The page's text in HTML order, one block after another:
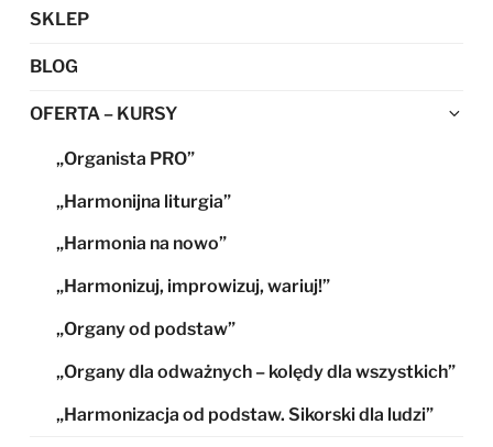
SKLEP
BLOG
OFERTA – KURSY
„Organista PRO”
„Harmonijna liturgia”
„Harmonia na nowo”
„Harmonizuj, improwizuj, wariuj!”
„Organy od podstaw”
„Organy dla odważnych – kolędy dla wszystkich”
„Harmonizacja od podstaw. Sikorski dla ludzi”